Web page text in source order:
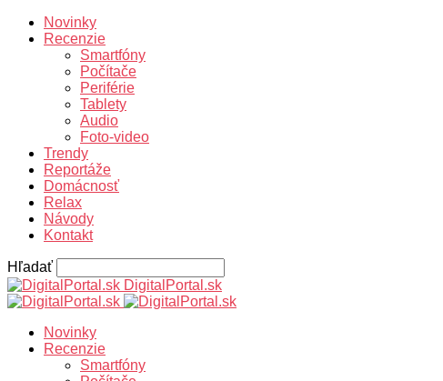
Novinky
Recenzie
Smartfóny
Počítače
Periférie
Tablety
Audio
Foto-video
Trendy
Reportáže
Domácnosť
Relax
Návody
Kontakt
Hľadať
DigitalPortal.sk
Novinky
Recenzie
Smartfóny